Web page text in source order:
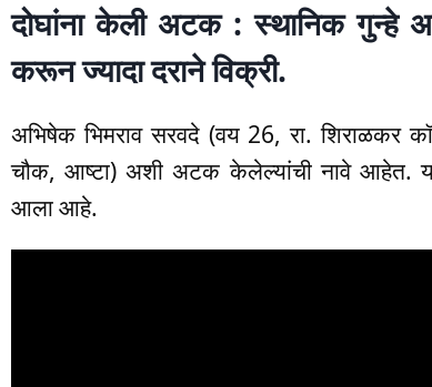
दोघांना केली अटक : स्थानिक गुन्हे
करून ज्यादा दराने विक्री.
अभिषेक भिमराव सरवदे (वय 26, रा. शिराळकर
चौक, आष्टा) अशी अटक केलेल्यांची नावे आहेत.
आला आहे.